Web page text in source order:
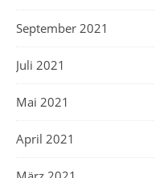
September 2021
Juli 2021
Mai 2021
April 2021